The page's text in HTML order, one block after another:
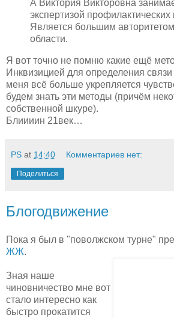
А Виктория Викторовна
экспертизой
Является большим
области.
Я вот точно не помню какие ещё
Инквизицией для определения
меня всё больше укрепляется
будем знать эти методы (причём
собственной шкуре).
Блиииин 21век…
PS at 14:40 Комментариев нет:
Поделиться
Блогодвижение
Пока я был в "поволжском турне"
ЖЖ.
Зная наше
чиновничество мне вот
стало интересно как
быстро прокатится